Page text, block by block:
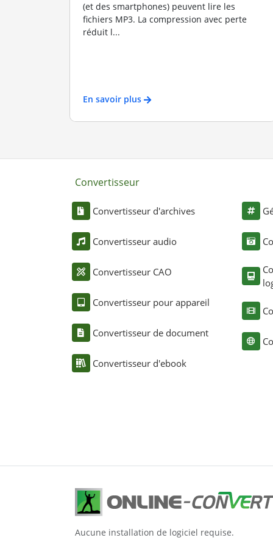
(et des smartphones) peuvent lire les
fichiers MP3. La compression avec perte
réduit l...
En savoir plus
Convertisseur
Convertisseur d'archives
Convertisseur audio
Convertisseur CAO
Convertisseur pour appareil
Convertisseur de document
Convertisseur d'ebook
Aucune installation de logiciel requise.